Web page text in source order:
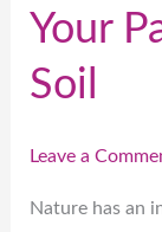
Your
Soil
Leave a
Nature has an